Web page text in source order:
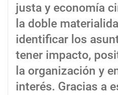
justa y economía
la doble
identificar los
tener impacto,
la organización y
interés. Gracias a